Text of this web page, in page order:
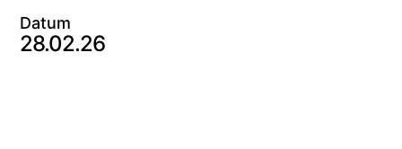
Datum
28.02.26